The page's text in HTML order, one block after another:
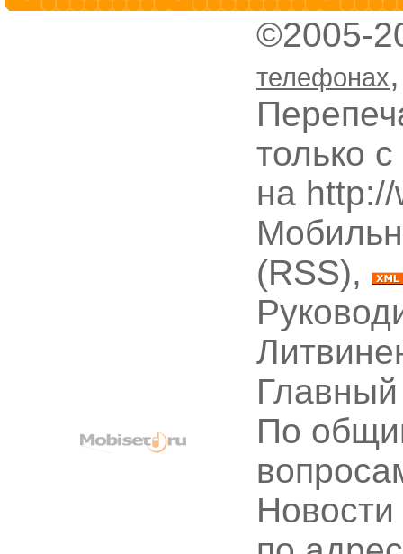
©2005-
телефонах
только
на
(RSS),
По